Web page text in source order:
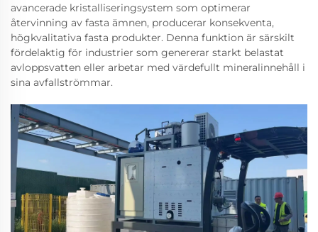
avancerade kristalliseringsystem som optimerar
återvinning av fasta ämnen, producerar konsekventa,
högkvalitativa fasta produkter. Denna funktion är särskilt
fördelaktig för industrier som genererar starkt belastat
avloppsvatten eller arbetar med värdefullt mineralinnehåll i
sina avfallströmmar.